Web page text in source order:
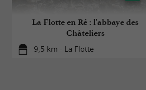
La Flotte en Ré : l'abbaye des
Châteliers
9,5 km - La Flotte